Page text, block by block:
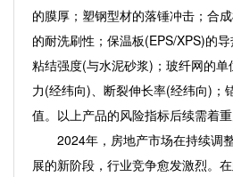
的膜厚；塑钢型材的落锤冲击；合
的耐洗刷性；保温板(EPS/XPS)的
粘结强度(与水泥砂浆)；玻纤网的
力(经纬向)、断裂伸长率(经纬向)；
值。以上产品的风险指标后续需着重
2024年，房地产市场在持续调
展的新阶段，行业竞争愈发激烈。